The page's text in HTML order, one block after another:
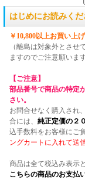
はじめにお読みくだ
￥10,800以上お買い上
（離島は対象外とさせ
ますのでご注意願います
【ご注意】
部品番号で商品の特定
さい。
お問合せなく購入され
合には、 純正定価の２
込手数料をお客様にご
ングカートに入れて送
商品は全て税込み表示
こちらの商品のお支払